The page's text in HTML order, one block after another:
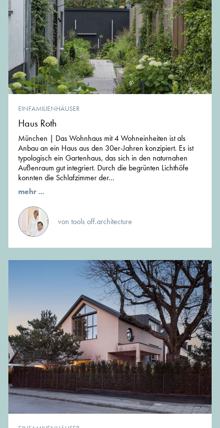
EINFAMILIENHÄUSER
Haus Roth
München | Das Wohnhaus mit 4 Wohneinheiten ist als
Anbau an ein Haus aus den 30er-Jahren konzipiert. Es ist
typologisch ein Gartenhaus, das sich in den naturnahen
Außenraum gut integriert. Durch die begrünten Lichthöfe
konnten die Schlafzimmer der...
mehr ...
von tools off.architecture